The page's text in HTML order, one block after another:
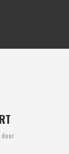
door